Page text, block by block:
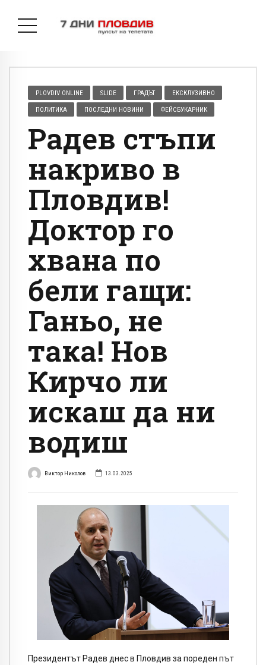
PLOVDIV ONLINE SLIDE ГРАДЪТ ЕКСКЛУЗИВНО
ПОЛИТИКА ПОСЛЕДНИ НОВИНИ ФЕЙСБУКАРНИК
Радев стъпи
накриво в
Пловдив!
Доктор го
хвана по
бели гащи:
Ганьо, не
така! Нов
Кирчо ли
искаш да ни
водиш
Виктор Николов 13.03.2025
Президентът Радев днес в Пловдив за пореден път